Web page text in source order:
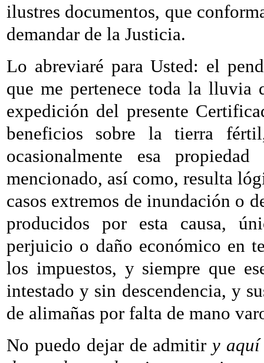
ilustres documentos, que
demandar de la Justicia.
Lo abreviaré para Usted: el
que me pertenece toda la lluvia
expedición del presente
beneficios sobre la tierra
ocasionalmente esa
mencionado, así como, resulta
casos extremos de inundación o
producidos por esta causa,
perjuicio o daño económico en
los impuestos, y siempre que
intestado y sin descendencia, y
de alimañas por falta de mano
No puedo dejar de admitiry aquí